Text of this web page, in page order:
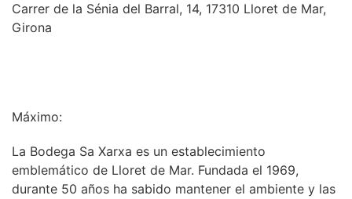
Carrer de la Sénia del Barral, 14, 17310 Lloret de Mar,
Girona
Máximo:
La Bodega Sa Xarxa es un establecimiento
emblemático de Lloret de Mar. Fundada el 1969,
durante 50 años ha sabido mantener el ambiente y las